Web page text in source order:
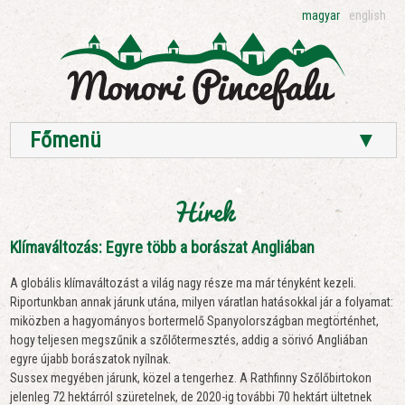
magyar english
Főmenü ▼
Hírek
Klímaváltozás: Egyre több a borászat Angliában
A globális klímaváltozást a világ nagy része ma már tényként kezeli.
Riportunkban annak járunk utána, milyen váratlan hatásokkal jár a folyamat:
miközben a hagyományos bortermelő Spanyolországban megtörténhet,
hogy teljesen megszűnik a szőlőtermesztés, addig a sörivó Angliában
egyre újabb borászatok nyílnak.
Sussex megyében járunk, közel a tengerhez. A Rathfinny Szőlőbirtokon
jelenleg 72 hektárról szüretelnek, de 2020-ig további 70 hektárt ültetnek